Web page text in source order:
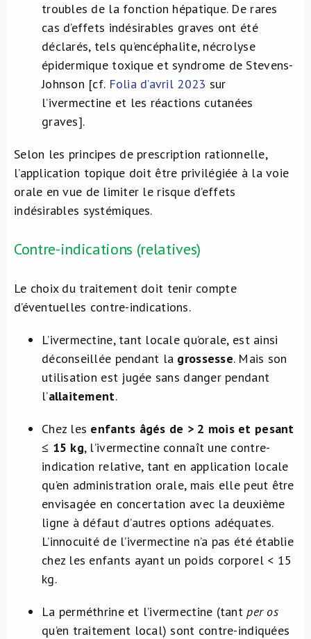
troubles de la fonction hépatique. De rares
cas d’effets indésirables graves ont été
déclarés, tels qu’encéphalite, nécrolyse
épidermique toxique et syndrome de Stevens-
Johnson [cf. Folia d’avril 2023 sur
l’ivermectine et les réactions cutanées
graves].
Selon les principes de prescription rationnelle,
l’application topique doit être privilégiée à la voie
orale en vue de limiter le risque d’effets
indésirables systémiques.
Contre-indications (relatives)
Le choix du traitement doit tenir compte
d’éventuelles contre-indications.
L’ivermectine, tant locale qu’orale, est ainsi
déconseillée pendant la grossesse. Mais son
utilisation est jugée sans danger pendant
l’allaitement.
Chez les enfants âgés de > 2 mois et pesant
≤ 15 kg, l’ivermectine connaît une contre-
indication relative, tant en application locale
qu’en administration orale, mais elle peut être
envisagée en concertation avec la deuxième
ligne à défaut d’autres options adéquates.
L’innocuité de l’ivermectine n’a pas été établie
chez les enfants ayant un poids corporel < 15
kg.
La perméthrine et l’ivermectine (tant per os
qu’en traitement local) sont contre-indiquées